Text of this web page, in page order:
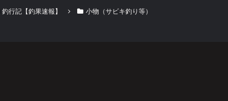
釣行記【釣果速報】 小物（サビキ釣り等）